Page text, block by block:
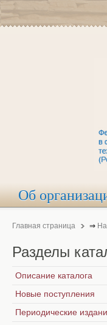
Об
Главная страница ⇒
Разделы
Описание каталога
Новые поступления
Периодические